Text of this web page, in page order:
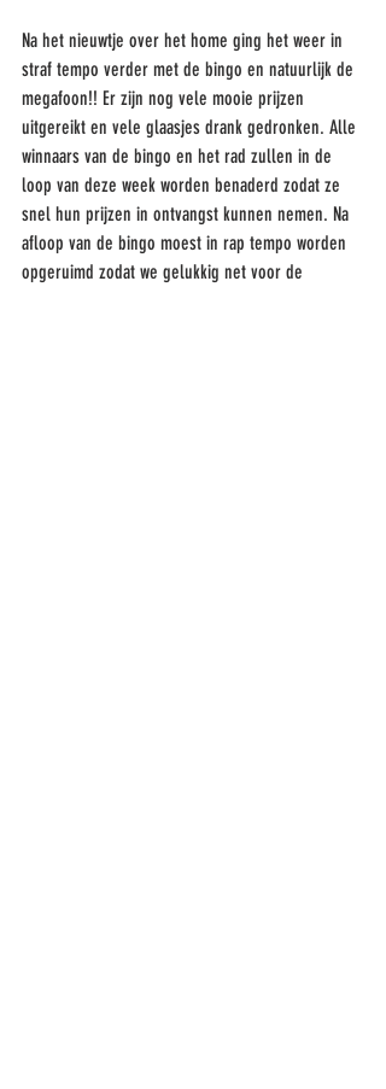
Na het nieuwtje over het home ging het weer in
straf tempo verder met de bingo en natuurlijk de
megafoon!! Er zijn nog vele mooie prijzen
uitgereikt en vele glaasjes drank gedronken. Alle
winnaars van de bingo en het rad zullen in de
loop van deze week worden benaderd zodat ze
snel hun prijzen in ontvangst kunnen nemen. Na
afloop van de bingo moest in rap tempo worden
opgeruimd zodat we gelukkig net voor de